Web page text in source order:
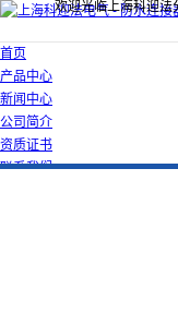
欢迎光临上海科迎法
首页
产品中心
新闻中心
公司简介
资质证书
联系我们